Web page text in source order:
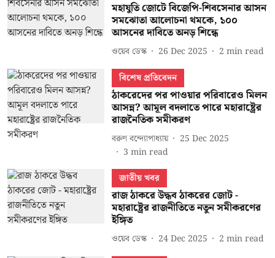
মহাযুতি জোটে বিজেপি-শিবসেনার আসন
সমঝোতা আলোচনা থমকে, ১০০
আসনের দাবিতে অনড় শিন্ধে
ওয়েব ডেস্ক 26 Dec 2025 2 min read
বিশেষ প্রতিবেদন
ঠাকরেদের পর পাওয়ার পরিবারেও মিলন
আসন্ন? আমূল বদলাতে পারে মহারাষ্ট্রের
রাজনৈতিক সমীকরণ
বরুণ বন্দ্যোপাধ্যায়
25 Dec 2025
3 min read
জাতীয় খবর
রাজ ঠাকরে উদ্ধব ঠাকরের জোট -
মহারাষ্ট্রের রাজনীতিতে নতুন সমীকরণের
ইঙ্গিত
ওয়েব ডেস্ক 24 Dec 2025 2 min read